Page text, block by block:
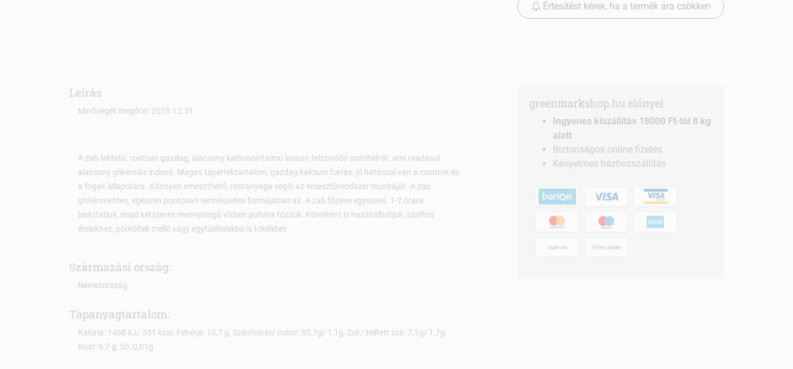
Értesítést kérek, ha a termék ára csökken
Leírás
Minőségét megőrzi: 2025.12.31
A zab laktató, rostban gazdag, alacsony kalóriatartalmú lassan felszívódó szénhidrát, ami ráadásul
alacsony glikémiás indexű. Magas tápértéktartalom, gazdag kalcium forrás, jó hatással van a csontok és
a fogak állapotára. Könnyen emészthető, rostanyaga segíti az emésztőrendszer munkáját. A zab
gluténmentes, egészen pontosan természetes formájában az. A zab főzése egyszerű, 1-2 órára
beáztatjuk, majd kétszeres mennyiségű vízben puhára főzzük. Köretként is használhatjuk, szaftos
ételekhez, pörköltek mellé vagy egytálételekbe is tökéletes
Származási ország:
Németország
Tápanyagtartalom:
Kalória: 1468 kJ/ 351 kcal, Fehérje: 10,7 g, Szénhidrát/ cukor: 55,7g/ 1,1g, Zsír/ telített zsír: 7,1g/ 1,7g.
Rost: 9,7 g, Só: 0,01g
greenmarkshop.hu előnyei
Ingyenes kiszállítás 18000 Ft-tól 8 kg
alatt
Biztonságos online fizetés
Kényelmes házhozszállítás
Utánvét Előre utalás